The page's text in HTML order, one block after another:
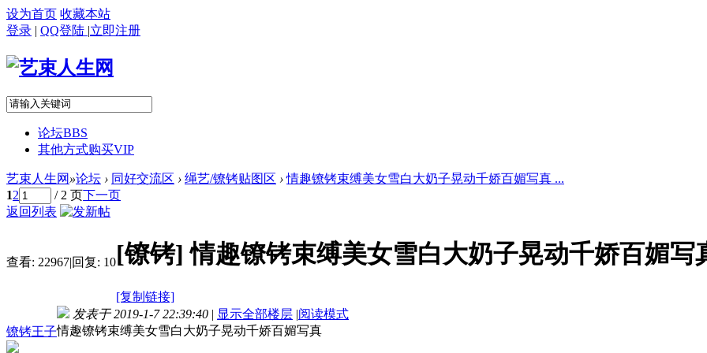
设为首页 收藏本站
登录 | QQ登陆 |立即注册
论坛BBS
其他方式购买VIP
艺束人生网 »论坛 › 同好交流区 › 绳艺/镣铐贴图区 › 情趣镣铐束缚美女雪白大奶子晃动千娇百媚写真 ...
12 / 2 页下一页
返回列表
查看: 22967|回复: 10[镣铐]情趣镣铐束缚美女雪白大奶子晃动千娇百媚写
[复制链接]
镣铐王子
发表于 2019-1-7 22:39:40 | 显示全部楼层 |阅读模式
情趣镣铐束缚美女雪白大奶子晃动千娇百媚写真